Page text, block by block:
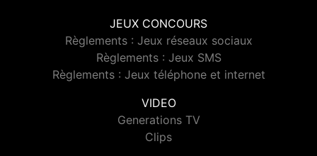
JEUX CONCOURS
Règlements : Jeux réseaux sociaux
Règlements : Jeux SMS
Règlements : Jeux téléphone et internet
VIDEO
Generations TV
Clips